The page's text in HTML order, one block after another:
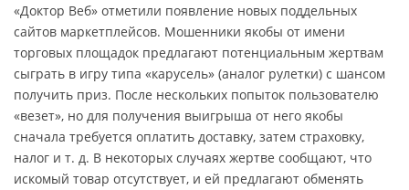
«Доктор Веб» отметили появление новых поддельных
сайтов маркетплейсов. Мошенники якобы от имени
торговых площадок предлагают потенциальным жертвам
сыграть в игру типа «карусель» (аналог рулетки) с шансом
получить приз. После нескольких попыток пользователю
«везет», но для получения выигрыша от него якобы
сначала требуется оплатить доставку, затем страховку,
налог и т. д. В некоторых случаях жертве сообщают, что
искомый товар отсутствует, и ей предлагают обменять